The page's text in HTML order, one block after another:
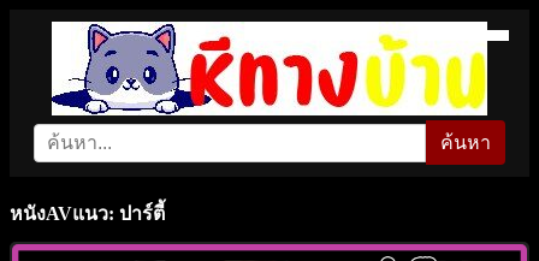
ค้นหา
หนังAVแนว: ปาร์ตี้